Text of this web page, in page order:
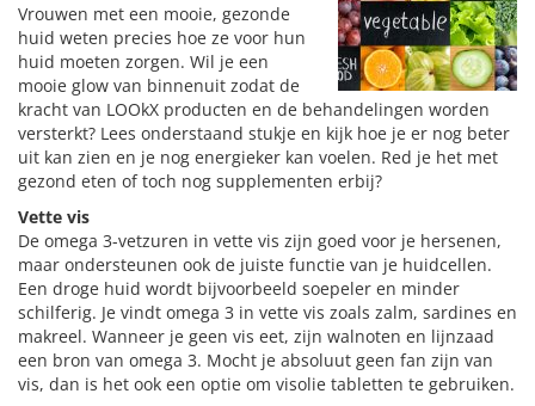
Vrouwen met een mooie, gezonde
huid weten precies hoe ze voor hun
huid moeten zorgen. Wil je een
mooie glow van binnenuit zodat de
kracht van LOOkX producten en de behandelingen worden
versterkt? Lees onderstaand stukje en kijk hoe je er nog beter
uit kan zien en je nog energieker kan voelen. Red je het met
gezond eten of toch nog supplementen erbij?
Vette vis
De omega 3-vetzuren in vette vis zijn goed voor je hersenen,
maar ondersteunen ook de juiste functie van je huidcellen.
Een droge huid wordt bijvoorbeeld soepeler en minder
schilferig. Je vindt omega 3 in vette vis zoals zalm, sardines en
makreel. Wanneer je geen vis eet, zijn walnoten en lijnzaad
een bron van omega 3. Mocht je absoluut geen fan zijn van
vis, dan is het ook een optie om visolie tabletten te gebruiken.